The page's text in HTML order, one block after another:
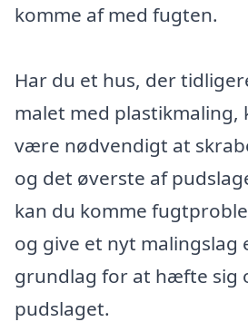
komme af med fugten.
Har du et hus, der
malet med
være nødvendigt at
og det øverste af
kan du komme
og give et nyt malingslag
grundlag for at hæfte sig
pudslaget.